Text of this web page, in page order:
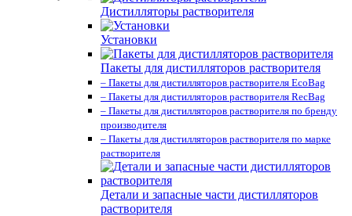
Дистилляторы растворителя
Установки
Пакеты для дистилляторов растворителя
– Пакеты для дистилляторов растворителя EcoBag
– Пакеты для дистилляторов растворителя RecBag
– Пакеты для дистилляторов растворителя по бренду
производителя
– Пакеты для дистилляторов растворителя по марке
растворителя
Детали и запасные части дистилляторов
растворителя